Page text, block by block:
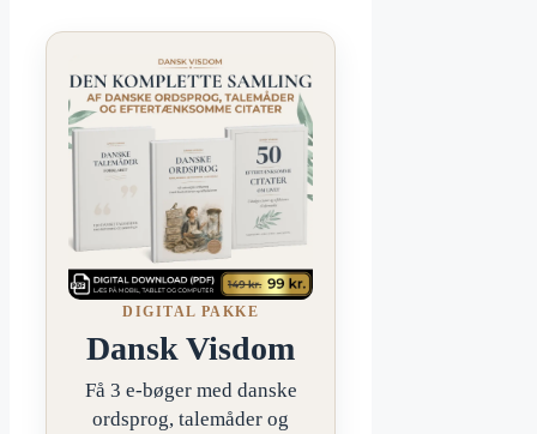
DIGITAL PAKKE
Dansk Visdom
Få 3 e-bøger med danske
ordsprog, talemåder og